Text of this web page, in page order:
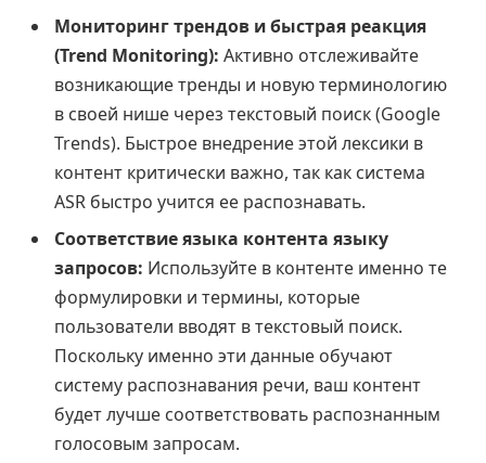
Мониторинг трендов и быстрая реакция
(Trend Monitoring): Активно отслеживайте
возникающие тренды и новую терминологию
в своей нише через текстовый поиск (Google
Trends). Быстрое внедрение этой лексики в
контент критически важно, так как система
ASR быстро учится ее распознавать.
Соответствие языка контента языку
запросов: Используйте в контенте именно те
формулировки и термины, которые
пользователи вводят в текстовый поиск.
Поскольку именно эти данные обучают
систему распознавания речи, ваш контент
будет лучше соответствовать распознанным
голосовым запросам.